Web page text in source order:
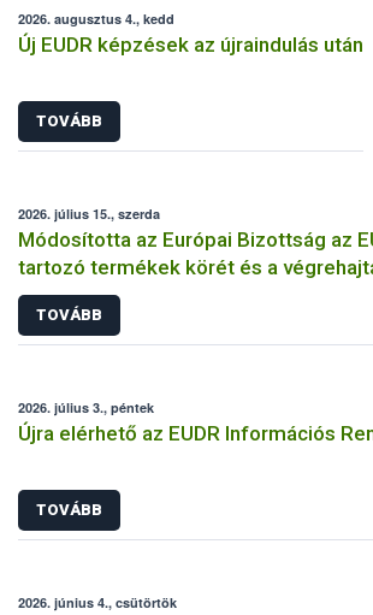
2026. augusztus 4., kedd
Új EUDR képzések az újraindulás után
TOVÁBB
2026. július 15., szerda
Módosította az Európai Bizottság az
tartozó termékek körét és a
dokumentumokat
TOVÁBB
2026. július 3., péntek
Újra elérhető az EUDR Információs
TOVÁBB
2026. június 4., csütörtök